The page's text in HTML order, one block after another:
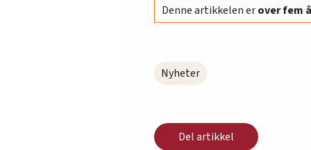
Denne artikkelen erover fem
Nyheter
Del artikkel